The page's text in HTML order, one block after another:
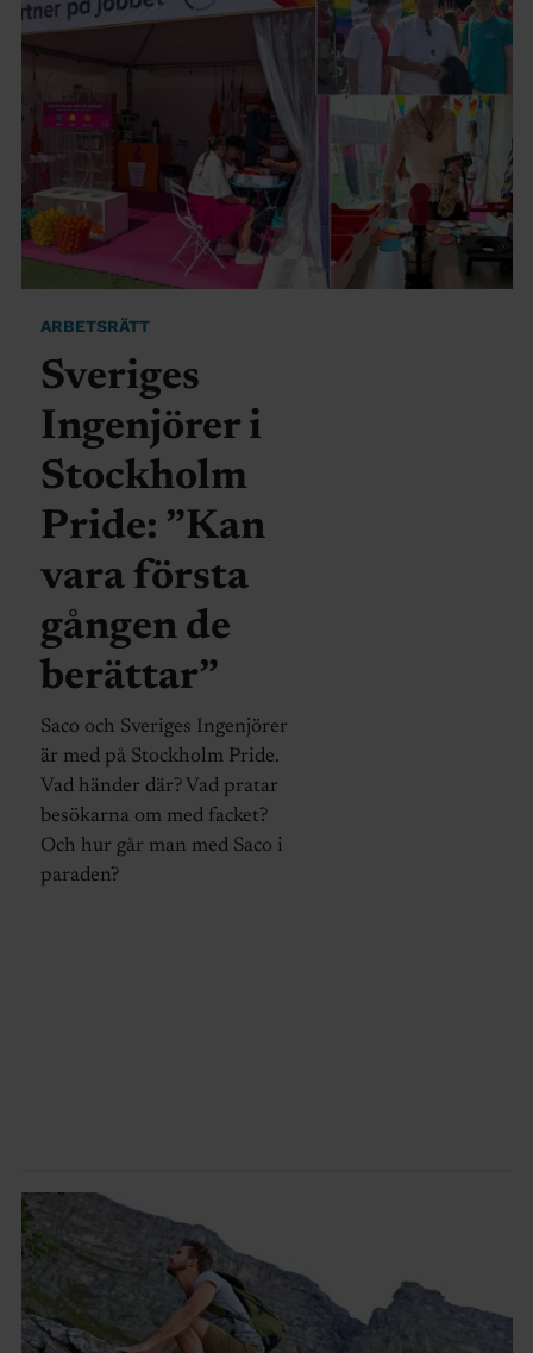
ARBETSRÄTT
Sveriges
Ingenjörer i
Stockholm
Pride: ”Kan
vara första
gången de
berättar”
Saco och Sveriges Ingenjörer
är med på Stockholm Pride.
Vad händer där? Vad pratar
besökarna om med facket?
Och hur går man med Saco i
paraden?